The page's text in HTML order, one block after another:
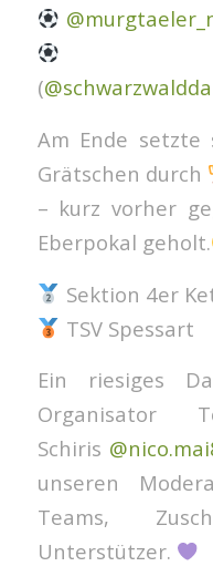
(
Am Ende setzte
Grätschen durch
– kurz vorher
Eberpokal geholt.
Sektion 4er
TSV Spessart
Ein riesiges
Organisator
Schiris
unseren
Teams,
Unterstützer.